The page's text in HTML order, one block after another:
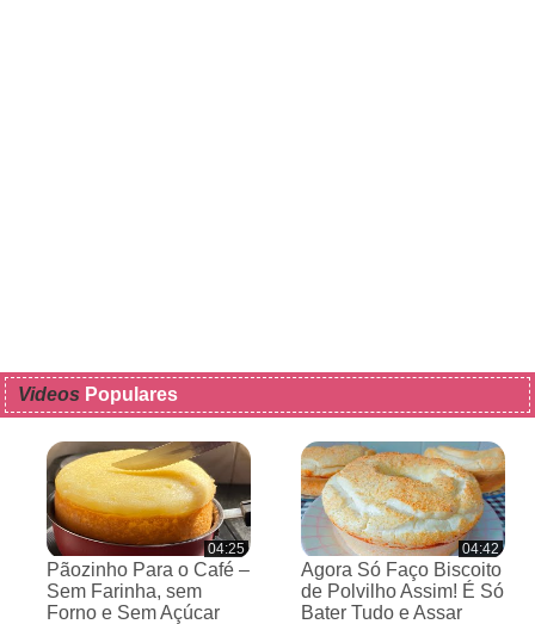
Videos Populares
04:25
Pãozinho Para o Café –
Sem Farinha, sem
Forno e Sem Açúcar
04:42
Agora Só Faço Biscoito
de Polvilho Assim! É Só
Bater Tudo e Assar